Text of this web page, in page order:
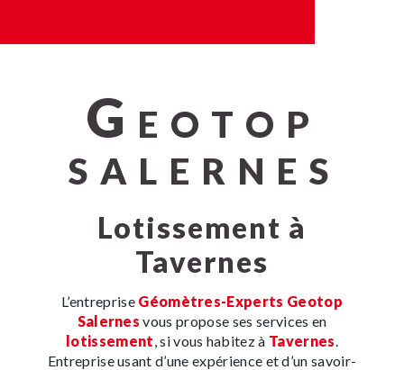
G EOTOP
SALERNES
lotissement à
Tavernes
L’entreprise Géomètres-Experts Geotop
Salernes vous propose ses services en
lotissement , si vous habitez à Tavernes
Entreprise usant d’une expérience et d’un savoir-